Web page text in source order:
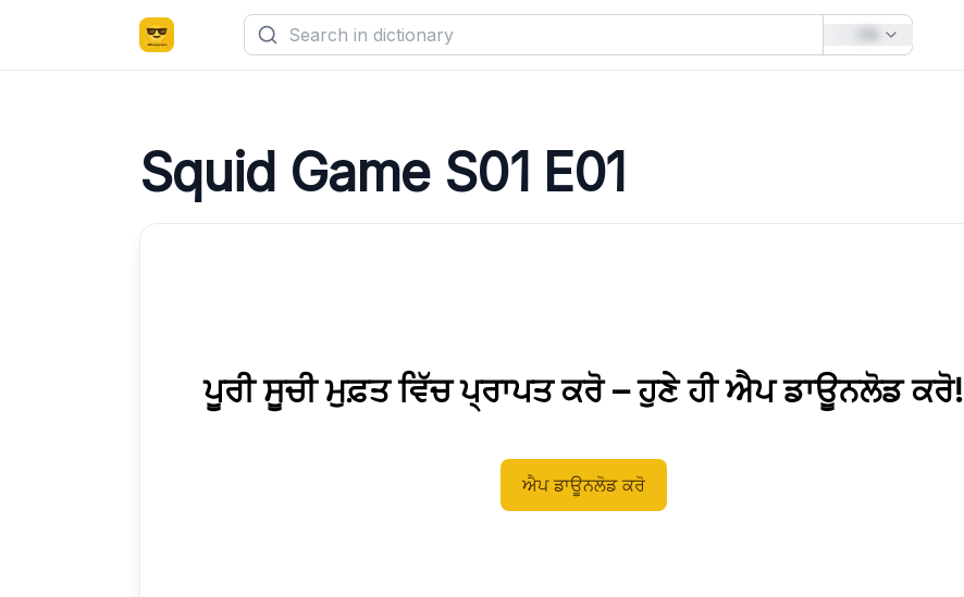
Squid Game S01 E01
ਪੂਰੀ ਸੂਚੀ ਮੁਫ਼ਤ ਵਿੱਚ ਪ੍ਰਾਪਤ ਕਰੋ – ਹੁਣੇ ਹੀ ਐਪ ਡਾਊਨਲੋਡ ਕਰੋ!
ਐਪ ਡਾਊਨਲੋਡ ਕਰੋ